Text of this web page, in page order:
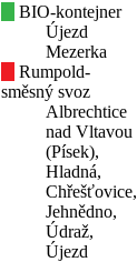
BIO-kontejner
Újezd
Mezerka
Rumpold-
směsný svoz
Albrechtice
nad Vltavou
(Písek),
Hladná,
Chřešťovice,
Jehnědno,
Údraž,
Újezd